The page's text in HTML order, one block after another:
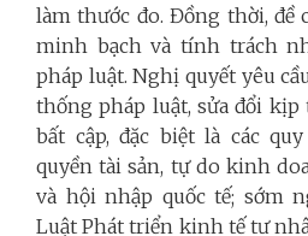
làm thước đo. Đồng thời,
minh bạch và tính trách
pháp luật. Nghị quyết yêu
thống pháp luật, sửa đổi
bất cập, đặc biệt là các
quyền tài sản, tự do kinh
và hội nhập quốc tế; sớm
Luật Phát triển kinh tế tư